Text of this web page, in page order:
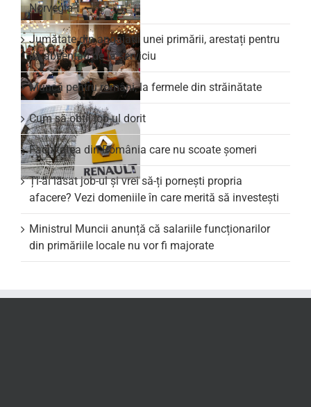
Norvegia
Jumătate din angajații unei primării, arestați pentru
că absentau de la serviciu
Muncă pentru români, la fermele din străinătate
Cum să obții job-ul dorit
Facultatea din România care nu scoate şomeri
Ți-ai lăsat job-ul și vrei să-ți pornești propria
afacere? Vezi domeniile în care merită să investești
Ministrul Muncii anunță că salariile funcționarilor
din primăriile locale nu vor fi majorate